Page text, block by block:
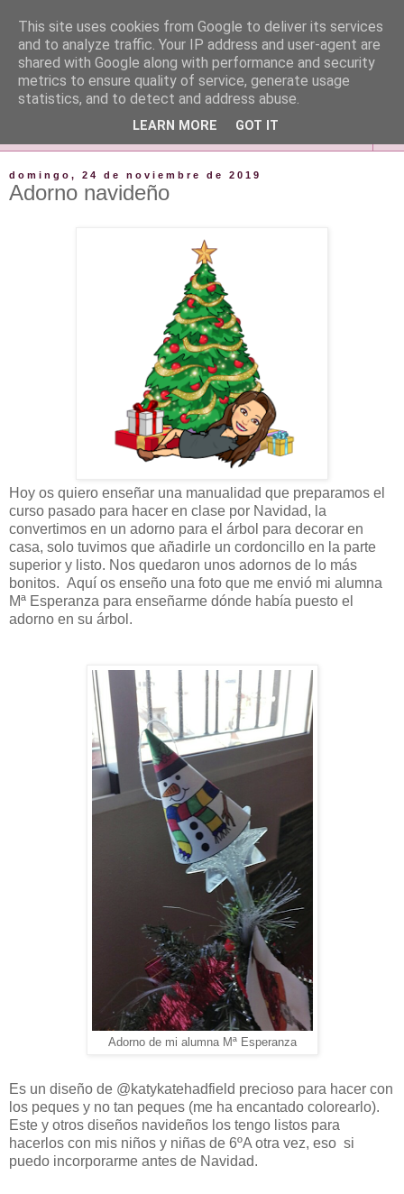
domingo, 24 de noviembre de 2019
Adorno navideño
Hoy os quiero enseñar una manualidad que preparamos el
curso pasado para hacer en clase por Navidad, la
convertimos en un adorno para el árbol para decorar en
casa, solo tuvimos que añadirle un cordoncillo en la parte
superior y listo. Nos quedaron unos adornos de lo más
bonitos. Aquí os enseño una foto que me envió mi alumna
Mª Esperanza para enseñarme dónde había puesto el
adorno en su árbol.
Adorno de mi alumna Mª Esperanza
Es un diseño de @katykatehadfield precioso para hacer con
los peques y no tan peques (me ha encantado colorearlo).
Este y otros diseños navideños los tengo listos para
hacerlos con mis niños y niñas de 6ºA otra vez, eso si
puedo incorporarme antes de Navidad.
This site uses cookies from Google to deliver its services
and to analyze traffic. Your IP address and user-agent are
shared with Google along with performance and security
metrics to ensure quality of service, generate usage
statistics, and to detect and address abuse.
LEARN MORE GOT IT